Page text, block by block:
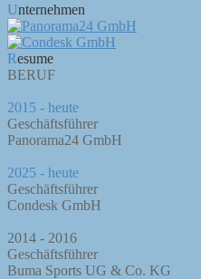
Unternehmen
Resume
BERUF
2015 - heute
Geschäftsführer
Panorama24 GmbH
2025 - heute
Geschäftsführer
Condesk GmbH
2014 - 2016
Geschäftsführer
Buma Sports UG & Co. KG